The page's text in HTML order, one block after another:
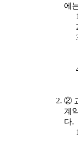
에
②
계
다.